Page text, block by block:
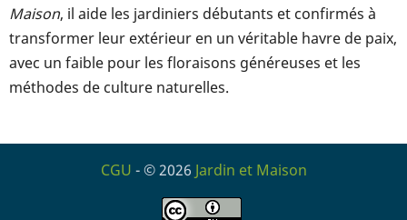
Maison, il aide les jardiniers débutants et confirmés à
transformer leur extérieur en un véritable havre de paix,
avec un faible pour les floraisons généreuses et les
méthodes de culture naturelles.
CGU - © 2026 Jardin et Maison